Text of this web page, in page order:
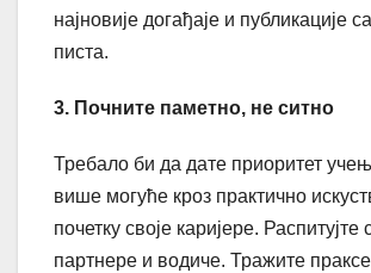
најновије догађаје и публикације
писта.
3. Почните паметно, не ситно
Требало би да дате приоритет
више могуће кроз практично
почетку своје каријере. Распитујте
партнере и водиче. Тражите